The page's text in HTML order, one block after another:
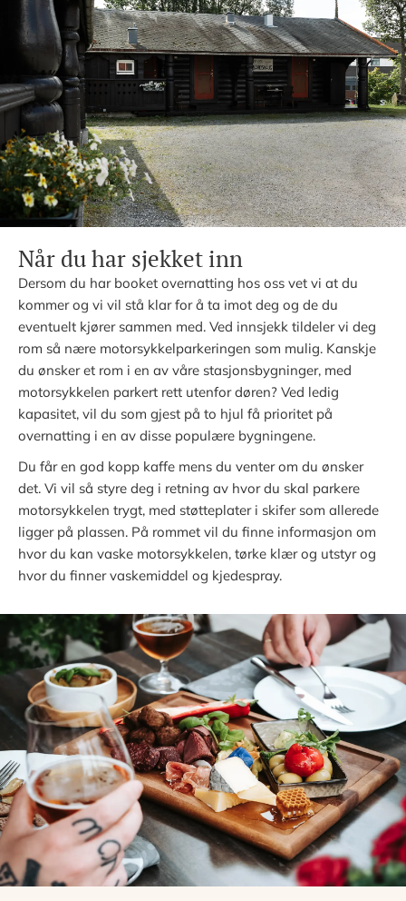
Når du har sjekket inn
Dersom du har booket overnatting hos oss vet vi at du
kommer og vi vil stå klar for å ta imot deg og de du
eventuelt kjører sammen med. Ved innsjekk tildeler vi deg
rom så nære motorsykkelparkeringen som mulig. Kanskje
du ønsker et rom i en av våre stasjonsbygninger, med
motorsykkelen parkert rett utenfor døren? Ved ledig
kapasitet, vil du som gjest på to hjul få prioritet på
overnatting i en av disse populære bygningene.
Du får en god kopp kaffe mens du venter om du ønsker
det. Vi vil så styre deg i retning av hvor du skal parkere
motorsykkelen trygt, med støtteplater i skifer som allerede
ligger på plassen. På rommet vil du finne informasjon om
hvor du kan vaske motorsykkelen, tørke klær og utstyr og
hvor du finner vaskemiddel og kjedespray.